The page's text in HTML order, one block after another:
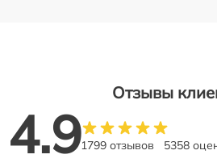
Отзывы
4.91799 отзывов 5358